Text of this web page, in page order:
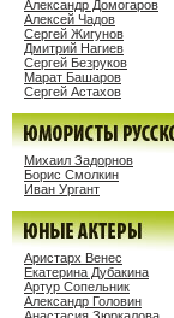
Александр Домогаров
Алексей Чадов
Сергей Жигунов
Дмитрий Нагиев
Сергей Безруков
Марат Башаров
Сергей Астахов
Михаил Задорнов
Борис Смолкин
Иван Ургант
Аристарх Венес
Екатерина Дубакина
Артур Сопельник
Александр Головин